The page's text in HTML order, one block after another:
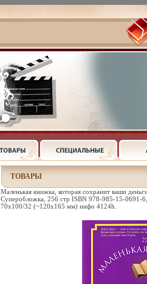
ТОВАРЫ
Маленькая книжка, которая сохранит ваши
Суперобложка, 256 стр ISBN 978-985-15-
70x100/32 (~120х165 мм) инфо 4124h.